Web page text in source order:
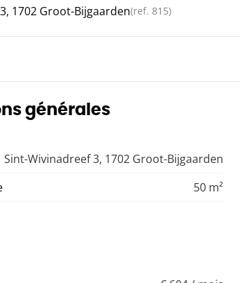
1702 Groot-Bijgaarden(ref. 815)
générales
Sint-Wivinadreef 3, 1702 Groot-Bijgaarden
50 m²